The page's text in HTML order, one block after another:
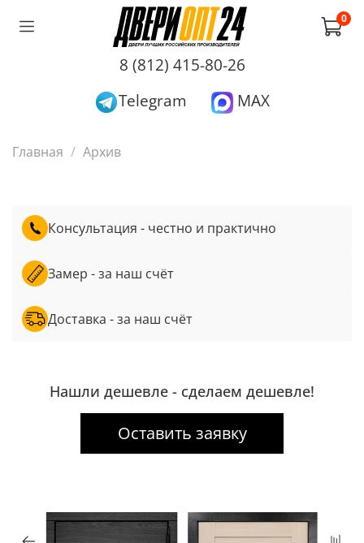
0
8 (812) 415-80-26
Telegram
MAX
Главная Архив
Консультация - честно и практично
Замер - за наш счёт
Доставка - за наш счёт
Нашли дешевле - сделаем дешевле!
Оставить заявку